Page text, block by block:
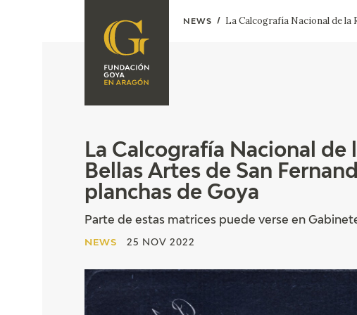
FOUNDATION
SOMOS
CORPORATE
ACTION
CONTACT
La Calcografía Nacional de
Bellas Artes de San
planchas de Goya
Parte de estas matrices puede verse en
NEWS 25 NOV 2022
NEWS La Calcografía Nacional de la